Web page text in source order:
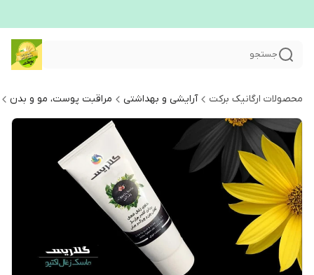
جستجو
محصولات ارگانیک برکت آرایشی و بهداشتی مراقبت پوست، مو و بدن